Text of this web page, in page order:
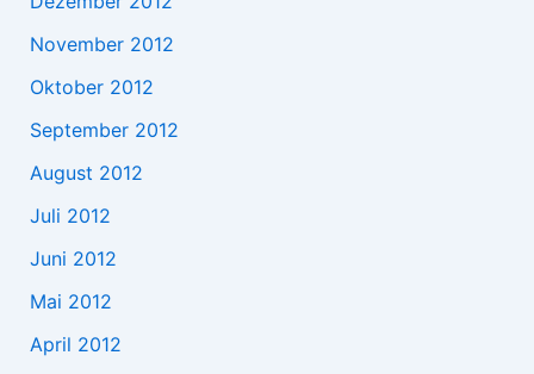
November 2012
Oktober 2012
September 2012
August 2012
Juli 2012
Juni 2012
Mai 2012
April 2012